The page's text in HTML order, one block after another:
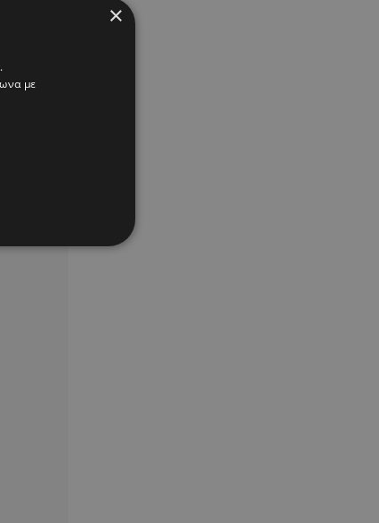
×
με